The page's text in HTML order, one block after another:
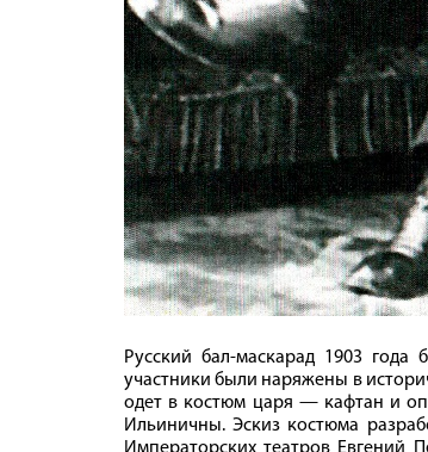
Русский бал-маскарад 1903
участники были наряжены в
одет в костюм царя — кафтан и
Ильиничны. Эскиз костюма